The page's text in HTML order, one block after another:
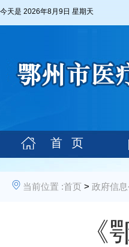
今天是 2026年8月9日 星期天
首 页
当前位置 :首页 > 政府信